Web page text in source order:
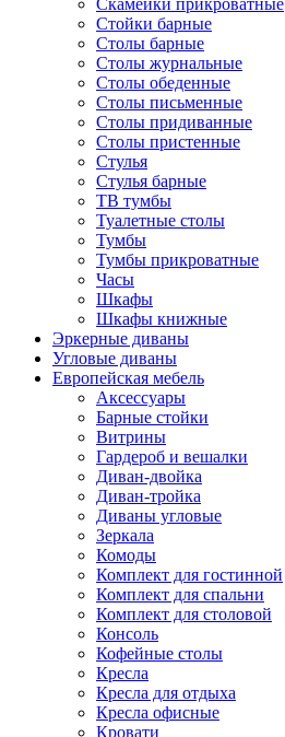
Скамейки прикроватные
Стойки барные
Столы барные
Столы журнальные
Столы обеденные
Столы письменные
Столы придиванные
Столы пристенные
Стулья
Стулья барные
ТВ тумбы
Туалетные столы
Тумбы
Тумбы прикроватные
Часы
Шкафы
Шкафы книжные
Эркерные диваны
Угловые диваны
Европейская мебель
Аксессуары
Барные стойки
Витрины
Гардероб и вешалки
Диван-двойка
Диван-тройка
Диваны угловые
Зеркала
Комоды
Комплект для гостинной
Комплект для спальни
Комплект для столовой
Консоль
Кофейные столы
Кресла
Кресла для отдыха
Кресла офисные
Кровати